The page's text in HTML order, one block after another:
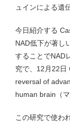
ュインによる遺
今日紹介する
NAD低下が著し
することでNAD
究で、12月22日
reversal of
human brain（
この研究で使わ